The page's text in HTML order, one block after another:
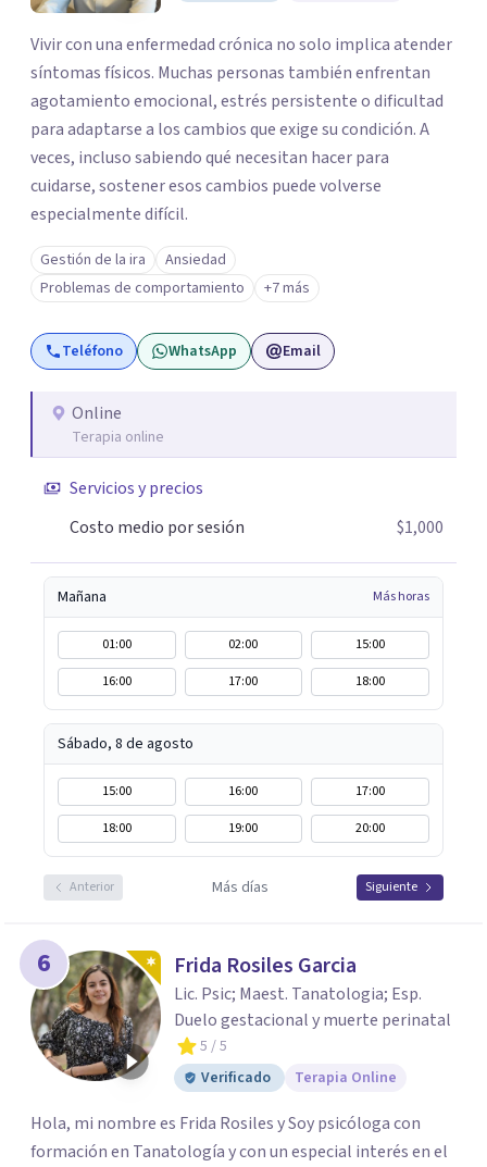
Vivir con una enfermedad crónica no solo implica atender
síntomas físicos. Muchas personas también enfrentan
agotamiento emocional, estrés persistente o dificultad
para adaptarse a los cambios que exige su condición. A
veces, incluso sabiendo qué necesitan hacer para
cuidarse, sostener esos cambios puede volverse
especialmente difícil.
Gestión de la ira
Ansiedad
Problemas de comportamiento
+7 más
Teléfono WhatsApp Email
Online
Terapia online
Servicios y precios
Costo medio por sesión
$1,000
Mañana Más horas
01:00 02:00
15:00
16:00
17:00 18:00
Sábado, 8 de agosto
15:00 16:00
17:00
18:00
19:00 20:00
Anterior Más días Siguiente
6 Frida Rosiles Garcia
Lic. Psic; Maest. Tanatologia; Esp.
Duelo gestacional y muerte perinatal
5 / 5
Verificado
Terapia Online
Hola, mi nombre es Frida Rosiles y Soy psicóloga con
formación en Tanatología y con un especial interés en el